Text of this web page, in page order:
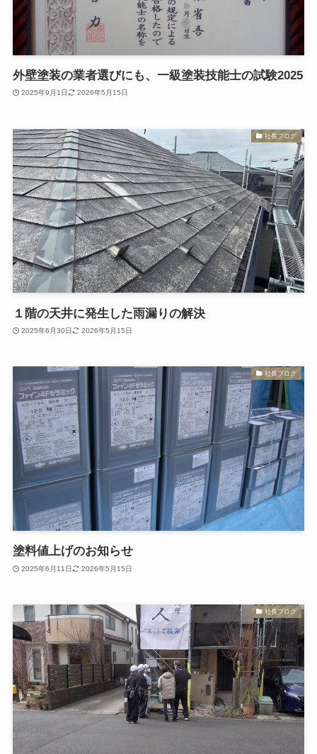
外壁塗装の業者選びにも、一級塗装技能士の試験2025
2025年9月1日 2026年5月15日
社長ブログ
１階の天井に発生した雨漏りの解決
2025年6月30日 2026年5月15日
社長ブログ
塗料値上げのお知らせ
2025年6月11日 2026年5月15日
社長ブログ